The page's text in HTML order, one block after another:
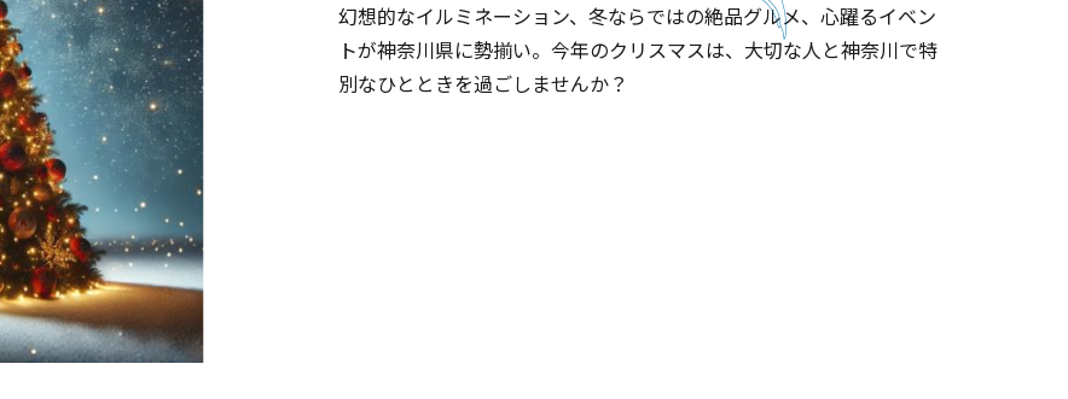
幻想的なイルミネーション、冬ならではの絶品グルメ、心躍るイベン
トが神奈川県に勢揃い。今年のクリスマスは、大切な人と神奈川で特
別なひとときを過ごしませんか？